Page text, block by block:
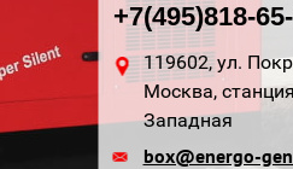
+7(495)818-
119602, ул.
Москва,
Западная
box@energo-